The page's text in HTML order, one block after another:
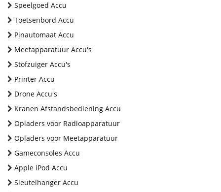
Speelgoed Accu
Toetsenbord Accu
Pinautomaat Accu
Meetapparatuur Accu's
Stofzuiger Accu's
Printer Accu
Drone Accu's
Kranen Afstandsbediening Accu
Opladers voor Radioapparatuur
Opladers voor Meetapparatuur
Gameconsoles Accu
Apple iPod Accu
Sleutelhanger Accu